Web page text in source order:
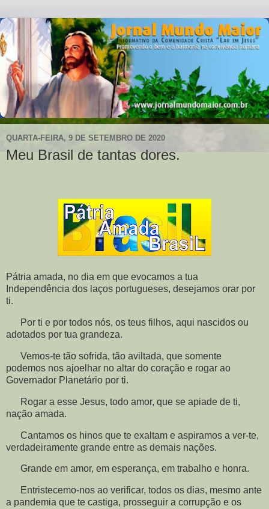
QUARTA-FEIRA, 9 DE SETEMBRO DE 2020
Meu Brasil de tantas dores.
Pátria amada, no dia em que evocamos a tua
Independência dos laços portugueses, desejamos orar por
ti.
Por ti e por todos nós, os teus filhos, aqui nascidos ou
adotados por tua grandeza.
Vemos-te tão sofrida, tão aviltada, que somente
podemos nos ajoelhar no altar do coração e rogar ao
Governador Planetário por ti.
Rogar a esse Jesus, todo amor, que se apiade de ti,
nação amada.
Cantamos os hinos que te exaltam e aspiramos a ver-te,
verdadeiramente grande entre as demais nações.
Grande em amor, em esperança, em trabalho e honra.
Entristecemo-nos ao verificar, todos os dias, mesmo ante
a pandemia que te castiga, prosseguir a corrupção e os